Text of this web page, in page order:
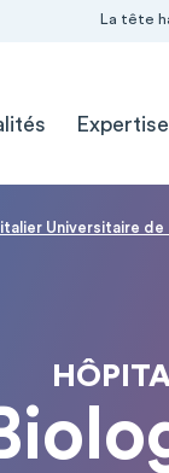
La tête
Universitaire